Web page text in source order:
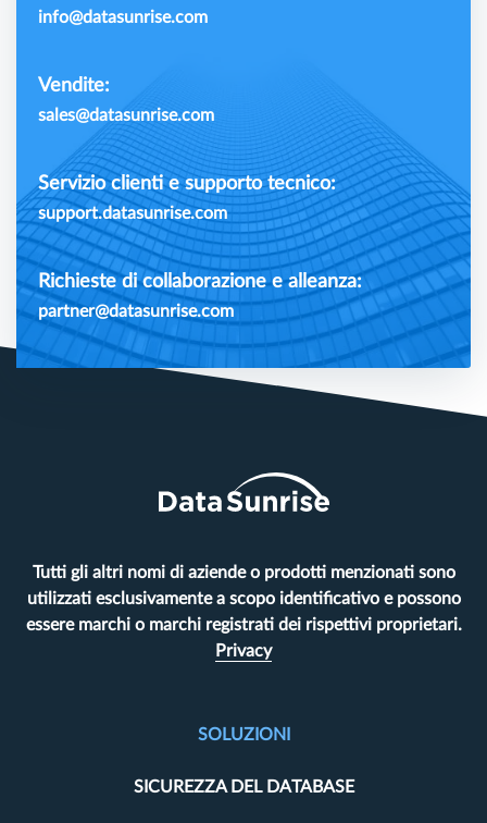
info@datasunrise.com
Vendite:
sales@datasunrise.com
Servizio clienti e supporto tecnico:
support.datasunrise.com
Richieste di collaborazione e alleanza:
partner@datasunrise.com
Tutti gli altri nomi di aziende o prodotti menzionati sono
utilizzati esclusivamente a scopo identificativo e possono
essere marchi o marchi registrati dei rispettivi proprietari.
Privacy
SOLUZIONI
SICUREZZA DEL DATABASE